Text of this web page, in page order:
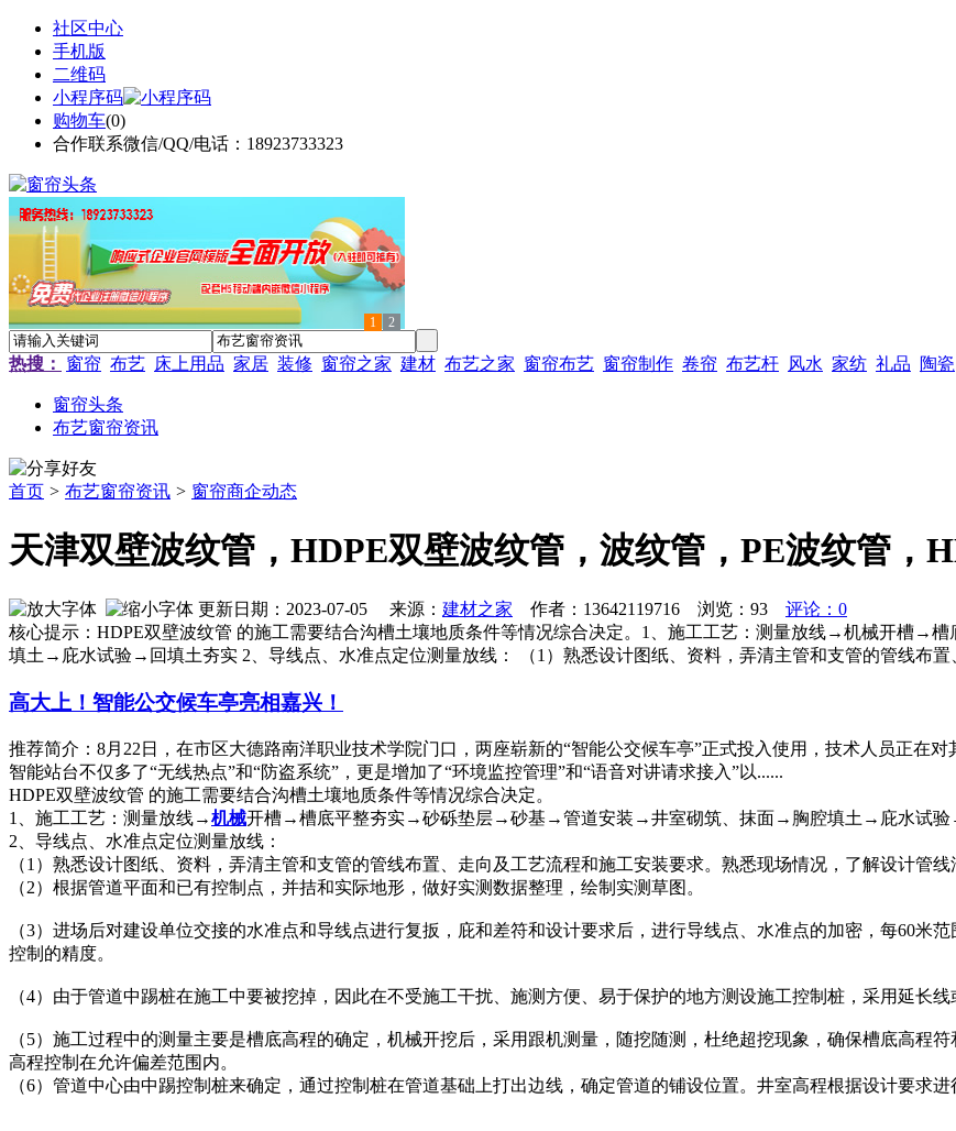
社区中心
手机版
二维码
小程序码
购物车(0)
合作联系微信/QQ/电话：18923733323
1 2
热搜： 窗帘 布艺 床上用品 家居 装修 窗帘之家 建材 布艺之家 窗帘布艺 窗帘制作 卷帘 布艺杆 风水 家纺 礼品 陶瓷
窗帘头条
布艺窗帘资讯
首页 > 布艺窗帘资讯 > 窗帘商企动态
天津双壁波纹管，HDPE双壁波纹管，波纹管，PE波纹管，
更新日期：2023-07-05 来源： 建材之家 作者：13642119716 浏览： 93
评论：0
核心提示：HDPE双壁波纹管 的施工需要结合沟槽土壤地质条件等情况综合决定。1、施工工艺：测量放线→机械开
填土→庇水试验→回填土夯实 2、导线点、水准点定位测量放线： （1）熟悉设计图纸、资料，弄清主管和支管的管线布
高大上！智能公交候车亭亮相嘉兴！
推荐简介：8月22日，在市区大德路南洋职业技术学院门口，两座崭新的“智能公交候车亭”正式投入使用，技术人员正在
智能站台不仅多了“无线热点”和“防盗系统”，更是增加了“环境监控管理”和“语音对讲请求接入”以......
HDPE双壁波纹管 的施工需要结合沟槽土壤地质条件等情况综合决定。
1、施工工艺：测量放线→机械开槽→槽底平整夯实→砂砾垫层→砂基→管道安装→井室砌筑、抹面→胸腔填土→庇水试验
2、导线点、水准点定位测量放线：
（1）熟悉设计图纸、资料，弄清主管和支管的管线布置、走向及工艺流程和施工安装要求。熟悉现场情况，了解设计管
（2）根据管道平面和已有控制点，并拮和实际地形，做好实测数据整理，绘制实测草图。
（3）进场后对建设单位交接的水准点和导线点进行复扳，庇和差符和设计要求后，进行导线点、水准点的加密，每60米
控制的精度。
（4）由于管道中踢桩在施工中要被挖掉，因此在不受施工干扰、施测方便、易于保护的地方测设施工控制桩，采用延长
（5）施工过程中的测量主要是槽底高程的确定，机械开挖后，采用跟机测量，随挖随测，杜绝超挖现象，确保槽底高程
高程控制在允许偏差范围内。
（6）管道中心由中踢控制桩来确定，通过控制桩在管道基础上打出边线，确定管道的铺设位置。井室高程根据设计要求